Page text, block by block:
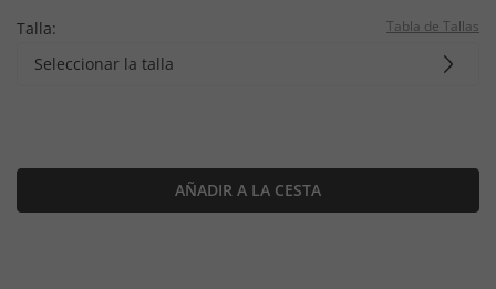
Talla: Tabla de Tallas
Seleccionar la talla
AÑADIR A LA CESTA